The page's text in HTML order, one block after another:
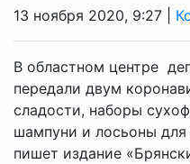
13 ноября 2020, 9:27 |
В областном центре
передали двум
сладости, наборы
шампуни и лосьоны
пишет издание